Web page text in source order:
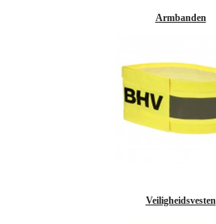
Armbanden
Veiligheidsvesten